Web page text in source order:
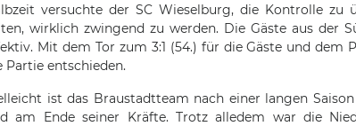
versuchte der SC Wieselburg, die Kontrolle zu
wirklich zwingend zu werden. Die Gäste aus der
Mit dem Tor zum 3:1 (54.) für die Gäste und dem
Partie entschieden.
ist das Braustadtteam nach einer langen
am Ende seiner Kräfte. Trotz alledem war die